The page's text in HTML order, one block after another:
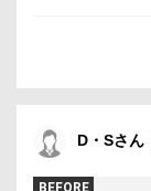
D・Sさん
BEFORE